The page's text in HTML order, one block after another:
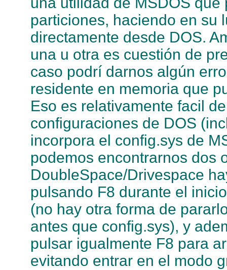
particiones, haciendo en su
directamente desde DOS.
una u otra es cuestión de
caso podrí darnos algún
residente en memoria que
Eso es relativamente facil
configuraciones de DOS
incorpora el config.sys de
podemos encontrarnos dos
DoubleSpace/Drivespace
pulsando F8 durante el
(no hay otra forma de
antes que config.sys), y
pulsar igualmente F8 para
evitando entrar en el modo